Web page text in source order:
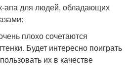
апа для людей, обладающих
плохо сочетаются
Будет интересно поиграть
их в качестве